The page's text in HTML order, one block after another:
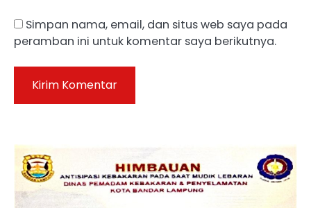
Simpan nama, email, dan situs web saya pada
peramban ini untuk komentar saya berikutnya.